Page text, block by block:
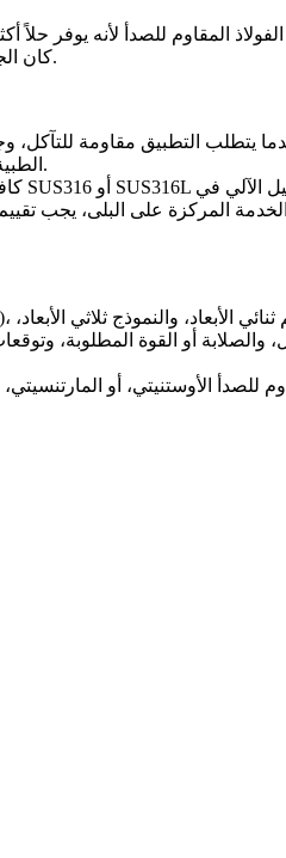
المقاوم للصدأ لأنه يوفر حلاً
كان الجزء يتطلب مقاومة أساسية للتآكل، أو قابلية تشغيل آلي أفضل، أو صلابة أعلى، أو مقاومة أقوى للكلوريد، أو قوة أفضل بعد المعالجة الحرارية.
يتطلب التطبيق مقاومة
الطبية والغذائية والبحرية والكيميائية والخارجية والصناعية الدقيقة حيث يصدأ الفولاذ العادي بسرعة كبيرة جداً أو يتطلب الكثير من الصيانة الوقائية.
والصلابة أو القوة المطلوبة،